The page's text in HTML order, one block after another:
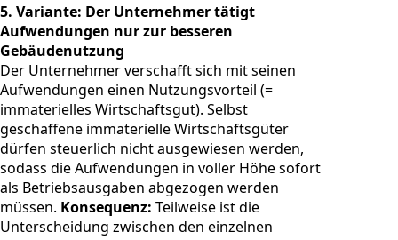
5. Variante: Der Unternehmer tätigt
Aufwendungen nur zur besseren
Gebäudenutzung
Der Unternehmer verschafft sich mit seinen
Aufwendungen einen Nutzungsvorteil (=
immaterielles Wirtschaftsgut). Selbst
geschaffene immaterielle Wirtschaftsgüter
dürfen steuerlich nicht ausgewiesen werden,
sodass die Aufwendungen in voller Höhe sofort
als Betriebsausgaben abgezogen werden
müssen. Konsequenz: Teilweise ist die
Unterscheidung zwischen den einzelnen